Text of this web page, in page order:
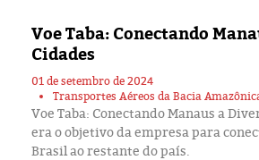
Artigos
Manaus
Voe Taba: Conectando
Cidades
01 de setembro de 2024
Transportes Aéreos da Bacia
Voe Taba: Conectando Manaus a
era o objetivo da empresa para
Brasil ao restante do país.